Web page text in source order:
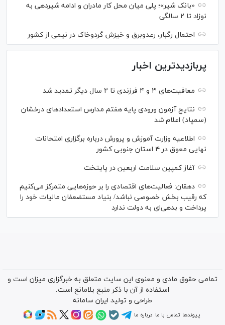
«بانک شیر»؛ پلی میان محل کار مادران و ادامه شیردهی به
نوزاد تا ۲ سالگی
احتمال رگبار، رعدوبرق و خیزش گردوخاک در نیمی از کشور
پربازدیدترین اخبار
معافیت‌های ۳ و ۴ فرزندی تا ۲ سال دیگر تمدید شد
نتایج آزمون ورودی پایه هفتم مدارس استعدادهای درخشان
(سمپاد) اعلام شد
اطلاعیه وزارت آموزش و پرورش درباره برگزاری امتحانات
نهایی معوق در ۴ استان جنوبی کشور
آغاز کمپین سلامت اربعین در پایتخت
دهقان: فعالیت‌های اقتصادی را بر حوزه‌هایی متمرکز می‌کنیم
که رقیب بخش خصوصی نباشد/ بنیاد مستضعفان مالیات خود را
پرداخت و بدهی‌ای به دولت ندارد
تمامی حقوق مادی و معنوی این سایت متعلق به خبرگزاری میزان است و
استفاده از آن با ذکر منبع بلامانع است.
طراحی و تولید ایران سامانه
پیوندها تماس با ما درباره ما